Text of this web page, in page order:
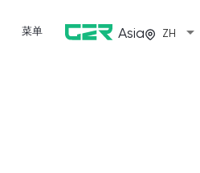
菜单 Asia ZH arrow_drop_down